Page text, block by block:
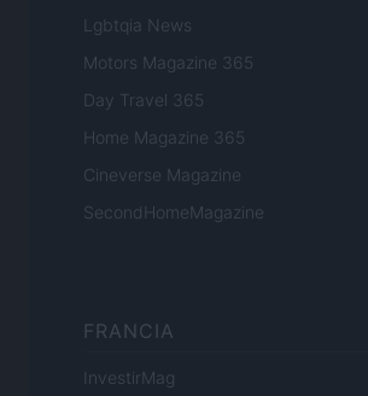
Lgbtqia News
Motors Magazine 365
Day Travel 365
Home Magazine 365
Cineverse Magazine
SecondHomeMagazine
FRANCIA
InvestirMag